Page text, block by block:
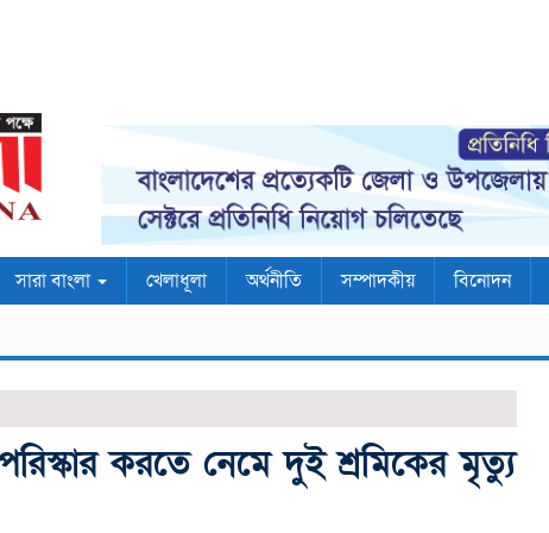
সারা বাংলা খেলাধূলা অর্থনীতি সম্পাদকীয় বিনোদন
করতে নেমে দুই শ্রমিকের মৃত্যু